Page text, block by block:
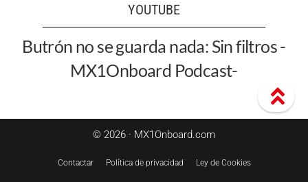
YOUTUBE
Butrón no se guarda nada: Sin filtros -
MX1Onboard Podcast-
© 2026 · MX1Onboard.com
Contactar Política de privacidad Ley de Cookies